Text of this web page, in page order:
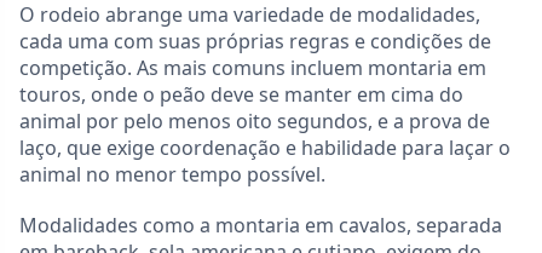
O rodeio abrange uma variedade de modalidades,
cada uma com suas próprias regras e condições de
competição. As mais comuns incluem montaria em
touros, onde o peão deve se manter em cima do
animal por pelo menos oito segundos, e a prova de
laço, que exige coordenação e habilidade para laçar o
animal no menor tempo possível.
Modalidades como a montaria em cavalos, separada